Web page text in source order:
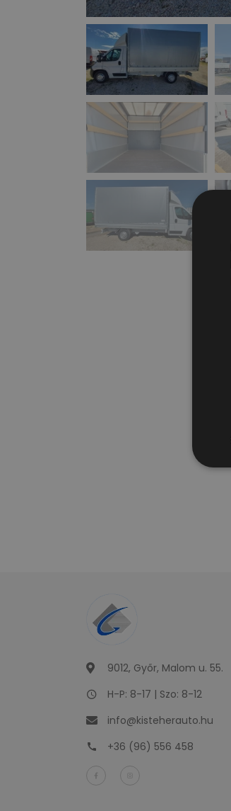
9012, Győr, Malom u. 55.
H-P: 8-17 | Szo: 8-12
info@kisteherauto.hu
+36 (96) 556 458